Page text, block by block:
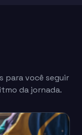
para você seguir
da jornada.